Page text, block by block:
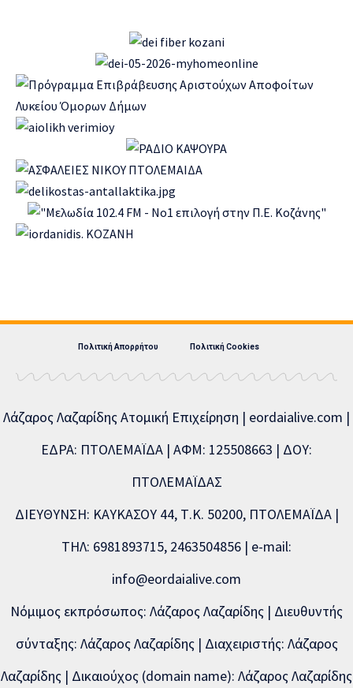
Πολιτική Απορρήτου Πολιτική Cookies
Λάζαρος Λαζαρίδης Ατομική Επιχείρηση | eordaialive.com |
ΕΔΡΑ: ΠΤΟΛΕΜΑΪΔΑ | ΑΦΜ: 125508663 | ΔΟΥ:
ΠΤΟΛΕΜΑΪΔΑΣ
ΔΙΕΥΘΥΝΣΗ: ΚΑΥΚΑΣΟΥ 44, Τ.Κ. 50200, ΠΤΟΛΕΜΑΪΔΑ |
ΤΗΛ: 6981893715, 2463504856 | e-mail:
info@eordaialive.com
Νόμιμος εκπρόσωπος: Λάζαρος Λαζαρίδης | Διευθυντής
σύνταξης: Λάζαρος Λαζαρίδης | Διαχειριστής: Λάζαρος
Λαζαρίδης | Δικαιούχος (domain name): Λάζαρος Λαζαρίδης